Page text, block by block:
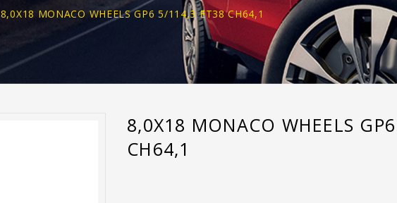
8,0X18 MONACO WHEELS GP6 5/114,3 ET38 CH64,1
8,0X18 MONACO WHEELS
CH64,1